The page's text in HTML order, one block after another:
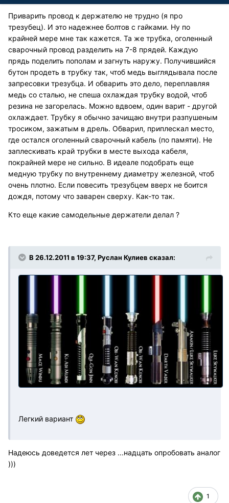
Приварить провод к держателю не трудно (я про
трезубец). И это надежнее болтов с гайками. Ну по
крайней мере мне так кажется. Та же трубка, оголенный
сварочный провод разделить на 7-8 прядей. Каждую
прядь поделить пополам и загнуть наружу. Получившийся
бутон продеть в трубку так, чтоб медь выглядывала после
запресовки трезубца. И обварить это дело, переплавляя
медь со сталью, не спеша охлаждая трубку водой, чтоб
резина не загорелась. Можно вдвоем, один варит - другой
охлаждает. Трубку я обычно зачищаю внутри разпушеным
тросиком, зажатым в дрель. Обварил, приплескал место,
где остался оголенный сварочный кабель (по памяти). Не
заплескивать край трубки в месте выхода кабеля,
покрайней мере не сильно. В идеале подобрать еще
медную трубку по внутреннему диаметру железной, чтоб
очень плотно. Если повесить трезубцем вверх не боится
дождя, потому что заварен сверху. Как-то так.
Кто еще какие самодельные держатели делал ?
В 26.12.2011 в 19:37, Руслан Кулиев сказал:
Легкий вариант
Надеюсь доведется лет через ...надцать опробовать аналог
)))
1